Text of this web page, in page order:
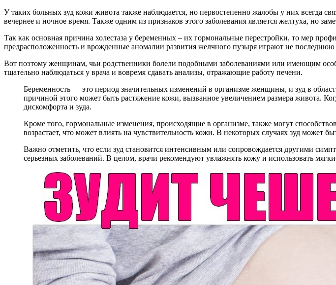
У таких больных зуд кожи живота также наблюдается, но первостепенно жалобы у них всегда
вечернее и ночное время. Также одним из признаков этого заболевания является желтуха, но
Так как основная причина холестаза у беременных – их гормональные перестройки, то мер
предрасположенность и врожденные аномалии развития желчного пузыря играют не последнюю
Вот поэтому женщинам, чьи родственники болели подобными заболеваниями или имеющим
тщательно наблюдаться у врача и вовремя сдавать анализы, отражающие работу печени.
Беременность — это период значительных изменений в организме женщины, и зуд в
причиной этого может быть растяжение кожи, вызванное увеличением размера живота.
дискомфорта и зуда.
Кроме того, гормональные изменения, происходящие в организме, также могут
возрастает, что может влиять на чувствительность кожи. В некоторых случаях зуд может
Важно отметить, что если зуд становится интенсивным или сопровождается другими
серьезных заболеваний. В целом, врачи рекомендуют увлажнять кожу и использовать